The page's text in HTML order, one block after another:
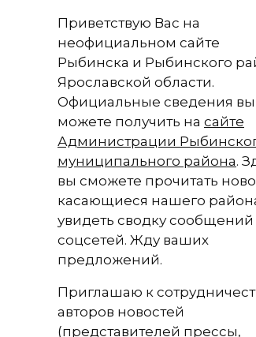
Приветствую Вас на
неофициальном сайте
Рыбинска и Рыбинского
Ярославской области.
Официальные сведения вы
можете получить на сайте
Администрации
муниципального района.
вы сможете прочитать
касающиеся нашего
увидеть сводку сообщений
соцсетей. Жду ваших
предложений.
Приглашаю к
авторов новостей
(представителей прессы,